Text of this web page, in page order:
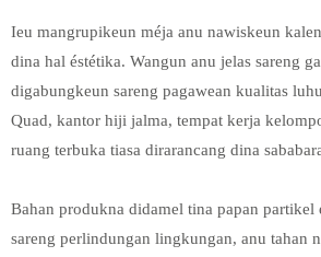
Ieu mangrupikeun méja anu nawiskeun
dina hal éstétika. Wangun anu jelas sareng
digabungkeun sareng pagawean kualitas
Quad, kantor hiji jalma, tempat kerja
ruang terbuka tiasa dirarancang dina
Bahan produkna didamel tina papan partikel
sareng perlindungan lingkungan, anu tahan